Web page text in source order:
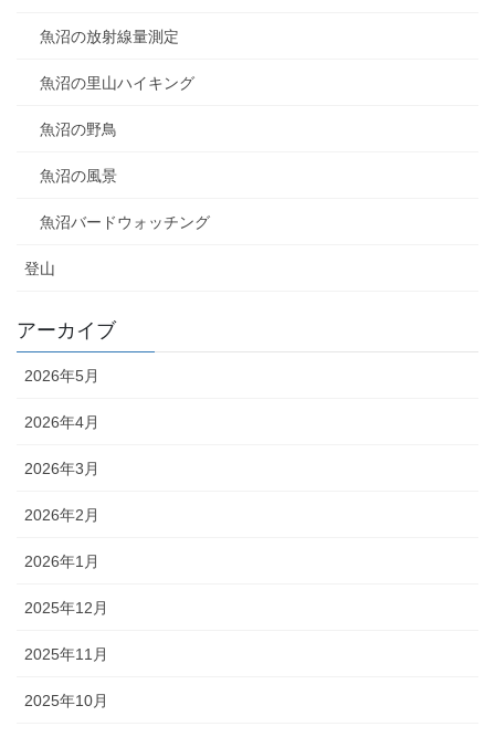
魚沼の放射線量測定
魚沼の里山ハイキング
魚沼の野鳥
魚沼の風景
魚沼バードウォッチング
登山
アーカイブ
2026年5月
2026年4月
2026年3月
2026年2月
2026年1月
2025年12月
2025年11月
2025年10月